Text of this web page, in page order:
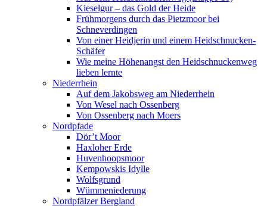
Kieselgur – das Gold der Heide
Frühmorgens durch das Pietzmoor bei
Schneverdingen
Von einer Heidjerin und einem Heidschnucken-
Schäfer
Wie meine Höhenangst den Heidschnuckenweg
lieben lernte
Niederrhein
Auf dem Jakobsweg am Niederrhein
Von Wesel nach Ossenberg
Von Ossenberg nach Moers
Nordpfade
Dör’t Moor
Haxloher Erde
Huvenhoopsmoor
Kempowskis Idylle
Wolfsgrund
Wümmeniederung
Nordpfälzer Bergland